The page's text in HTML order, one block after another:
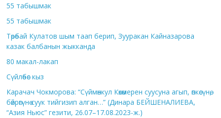
55 табышмак
55 табышмак
Төрөбай Кулатов шым таап берип, Зууракан Кайназарова
казак балбанын жыкканда
80 макал-лакап
Сүйлөбөс кыз
Карачач Чокморова: “Сүймөнкул Көкөмерен суусуна агып, өпкөсүнө,
бөйрөгүнө суук тийгизип алган…” (Динара БЕЙШЕНАЛИЕВА,
“Азия Ньюс” гезити, 26.07–17.08.2023-ж.)